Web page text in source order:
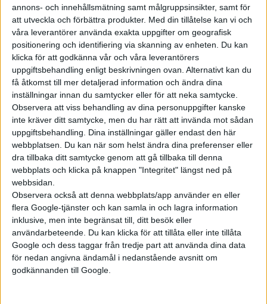
annons- och innehållsmätning samt målgruppsinsikter, samt för
att utveckla och förbättra produkter. Med din tillåtelse kan vi och
våra leverantörer använda exakta uppgifter om geografisk
positionering och identifiering via skanning av enheten. Du kan
klicka för att godkänna vår och våra leverantörers
uppgiftsbehandling enligt beskrivningen ovan. Alternativt kan du
få åtkomst till mer detaljerad information och ändra dina
inställningar innan du samtycker eller för att neka samtycke.
Observera att viss behandling av dina personuppgifter kanske
inte kräver ditt samtycke, men du har rätt att invända mot sådan
uppgiftsbehandling. Dina inställningar gäller endast den här
webbplatsen. Du kan när som helst ändra dina preferenser eller
dra tillbaka ditt samtycke genom att gå tillbaka till denna
webbplats och klicka på knappen "Integritet" längst ned på
webbsidan.
Observera också att denna webbplats/app använder en eller
flera Google-tjänster och kan samla in och lagra information
inklusive, men inte begränsat till, ditt besök eller
användarbeteende. Du kan klicka för att tillåta eller inte tillåta
Google och dess taggar från tredje part att använda dina data
för nedan angivna ändamål i nedanstående avsnitt om
godkännanden till Google.
Mest lästa
7 aug 2026
Studie: Förbränningsbilar borde skrotas direkt
5 aug 2026
Uppgift: då kommer Volvos nya eldrivna volymmodell EX50
7 aug 2026
EU-plan: V2G-krav ska göra elbilar till del av energisystemet
6 aug 2026
Säljstart för instegsversionen av ID. Polo
6 aug 2026
Nu även Byd – då vill jätten tillverka solid state-batterier
Prenumerera